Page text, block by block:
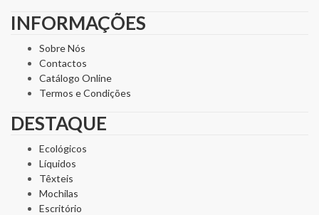
INFORMAÇÕES
Sobre Nós
Contactos
Catálogo Online
Termos e Condições
DESTAQUE
Ecológicos
Líquidos
Têxteis
Mochilas
Escritório